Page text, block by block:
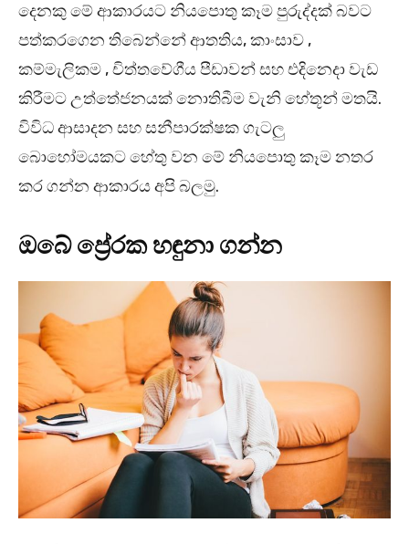
දෙනකු මේ ආකාරයට නියපොතු කෑම පුරුද්දක් බවට
පත්කරගෙන තිබෙන්නේ ආතතිය, කාංසාව ,
කම්මැලිකම , චිත්තවේගීය පීඩාවන් සහ එදිනෙදා වැඩ
කිරීමට උත්තේජනයක් නොතිබීම වැනි හේතූන් මතයි.
විවිධ ආසාදන සහ සනීපාරක්ෂක ගැටලු
බොහෝමයකට හේතු වන මේ නියපොතු කෑම නතර
කර ගන්න ආකාරය අපි බලමු.
ඔබේ ප්‍රේරක හඳුනා ගන්න